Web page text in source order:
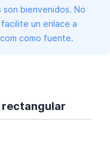
bienvenidos. No
un enlace a
como fuente.
rectangular